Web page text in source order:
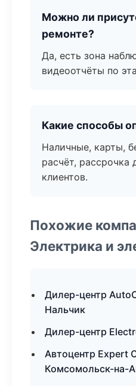
Можно ли
ремонте?
Да, есть зона
видеоотчёты по
Какие способы
Наличные, карты,
расчёт, рассрочка
клиентов.
Похожие
Электрика и
Дилер-центр
Нальчик
Дилер-центр
Автоцентр Expert
Комсомольск-на-